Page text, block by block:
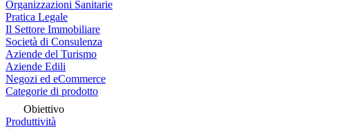
Organizzazioni Sanitarie
Pratica Legale
Il Settore Immobiliare
Società di Consulenza
Aziende del Turismo
Aziende Edili
Negozi ed eCommerce
Categorie di prodotto
Obiettivo
Produttività